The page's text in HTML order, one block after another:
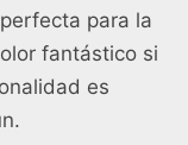
para la
fantástico si
es